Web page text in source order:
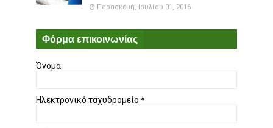
Παρασκευή, Ιουλίου 01, 2016
Φόρμα επικοινωνίας
Όνομα
Ηλεκτρονικό ταχυδρομείο *